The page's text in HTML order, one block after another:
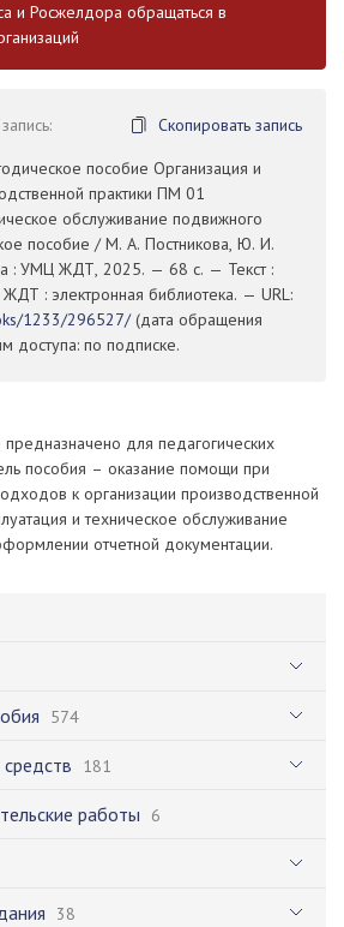
574
181
работы 6
38
и Росжелдора обращаться в
Скопировать запись
пособие Организация и
практики ПМ 01
обслуживание подвижного
пособие / М. А. Постникова, Ю. И.
: УМЦ ЖДТ, 2025. — 68 с. — Текст :
: электронная библиотека. — URL:
1233/296527/(дата обращения
доступа: по подписке.
для педагогических
пособия – оказание помощи при
к организации производственной
и техническое обслуживание
отчетной документации.